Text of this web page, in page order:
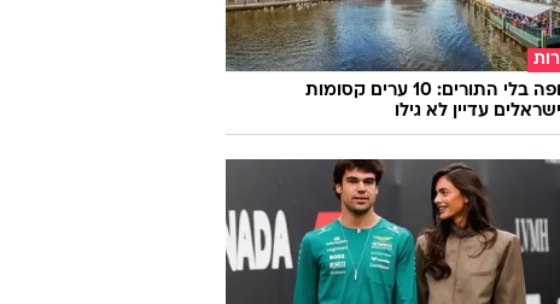
אירופה בלי התורים: 10 ערים קסומות
עדיין לא גילו